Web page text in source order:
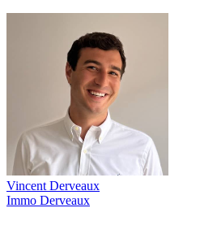
Vincent Derveaux
Immo Derveaux